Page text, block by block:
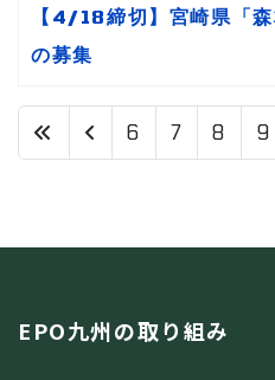
【4/18締切】宮崎県「森
の募集
6 7 8 9
EPO九州の取り組み